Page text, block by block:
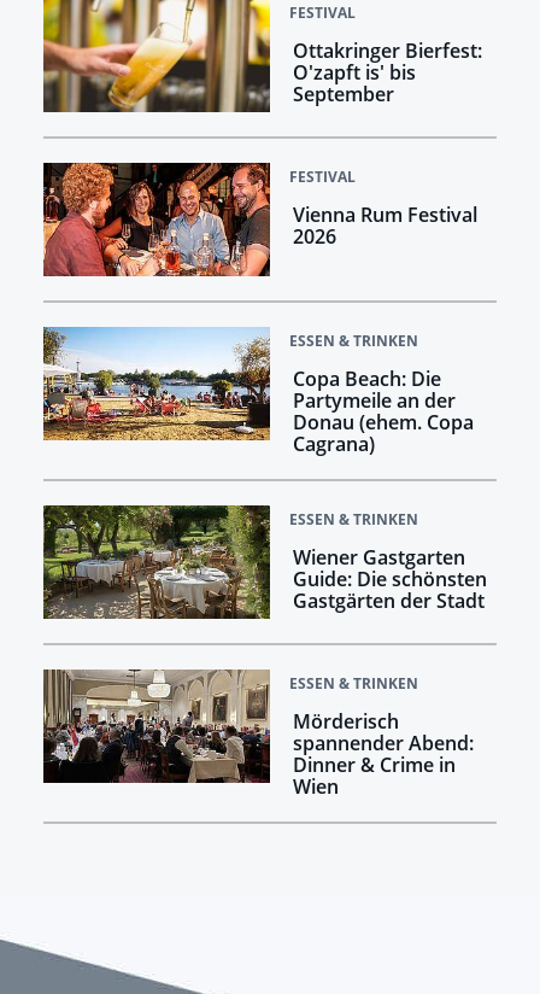
FESTIVAL
Ottakringer Bierfest:
O'zapft is' bis
September
FESTIVAL
Vienna Rum Festival
2026
ESSEN & TRINKEN
Copa Beach: Die
Partymeile an der
Donau (ehem. Copa
Cagrana)
ESSEN & TRINKEN
Wiener Gastgarten
Guide: Die schönsten
Gastgärten der Stadt
ESSEN & TRINKEN
Mörderisch
spannender Abend:
Dinner & Crime in
Wien